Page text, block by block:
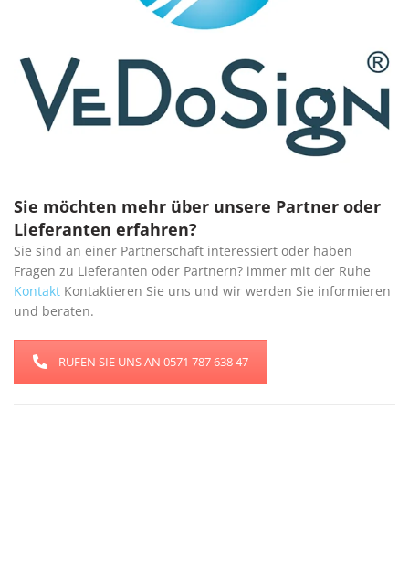
Sie möchten mehr über unsere Partner oder
Lieferanten erfahren?
Sie sind an einer Partnerschaft interessiert oder haben
Fragen zu Lieferanten oder Partnern? immer mit der Ruhe
Kontakt Kontaktieren Sie uns und wir werden Sie informieren
und beraten.
RUFEN SIE UNS AN 0571 787 638 47